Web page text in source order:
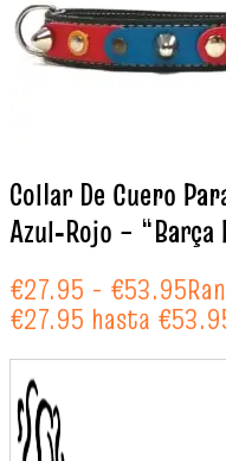
Collar De Cuero
Azul‑Rojo – “Barça
€27.95 - €53.95
€27.95 hasta